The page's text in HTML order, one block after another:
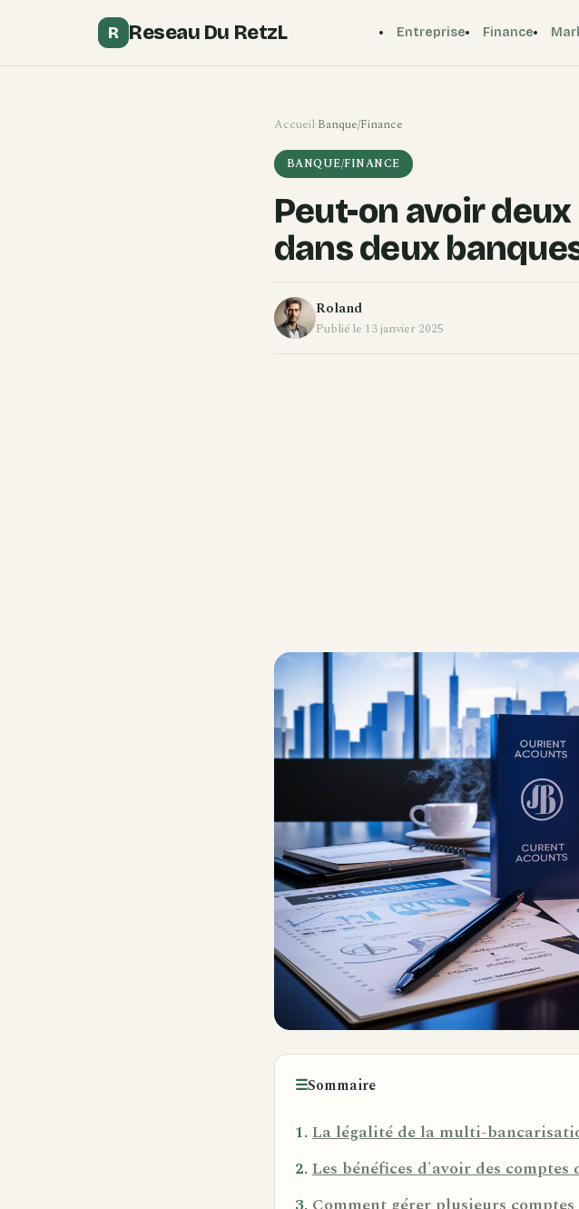
R Reseau Du RetzL Entreprise Finance
Accueil›Banque/Finance
BANQUE/FINANCE
Peut-on avoir
dans deux
Roland
Publié le 13 janvier 2025
☰Sommaire
La légalité de la multi-
Les bénéfices d'avoir des